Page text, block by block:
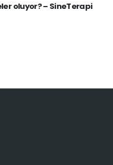
oluyor? – SineTerapi